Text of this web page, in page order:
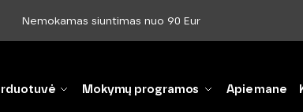
Nemokamas siuntimas nuo 90 Eur
Mokymų programos Apie mane